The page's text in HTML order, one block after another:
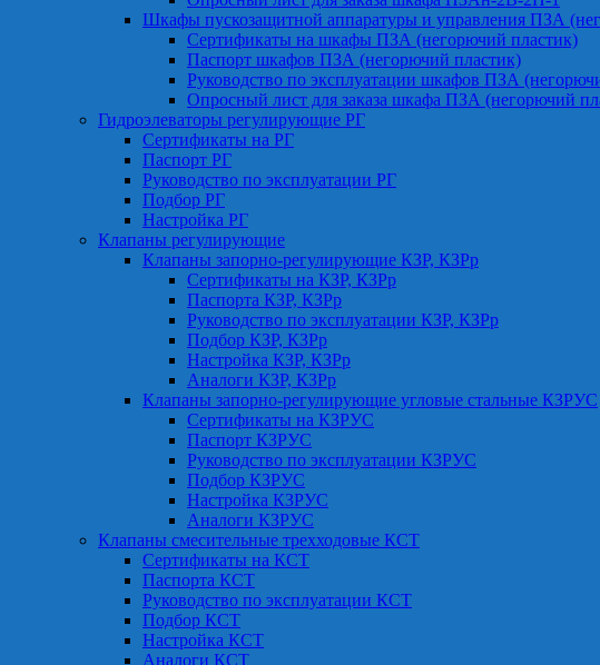
Шкафы пускозащитной аппаратуры и управления ПЗА
Сертификаты на шкафы ПЗА (негорючий пластик)
Паспорт шкафов ПЗА (негорючий пластик)
Руководство по эксплуатации шкафов ПЗА
Опросный лист для заказа шкафа ПЗА (негорючий
Гидроэлеваторы регулирующие РГ
Сертификаты на РГ
Паспорт РГ
Руководство по эксплуатации РГ
Подбор РГ
Настройка РГ
Клапаны регулирующие
Клапаны запорно-регулирующие КЗР, КЗРр
Сертификаты на КЗР, КЗРр
Паспорта КЗР, КЗРр
Руководство по эксплуатации КЗР, КЗРр
Подбор КЗР, КЗРр
Настройка КЗР, КЗРр
Аналоги КЗР, КЗРр
Клапаны запорно-регулирующие угловые стальные КЗРУС
Сертификаты на КЗРУС
Паспорт КЗРУС
Руководство по эксплуатации КЗРУС
Подбор КЗРУС
Настройка КЗРУС
Аналоги КЗРУС
Клапаны смесительные трехходовые КСТ
Сертификаты на КСТ
Паспорта КСТ
Руководство по эксплуатации КСТ
Подбор КСТ
Настройка КСТ
Аналоги КСТ